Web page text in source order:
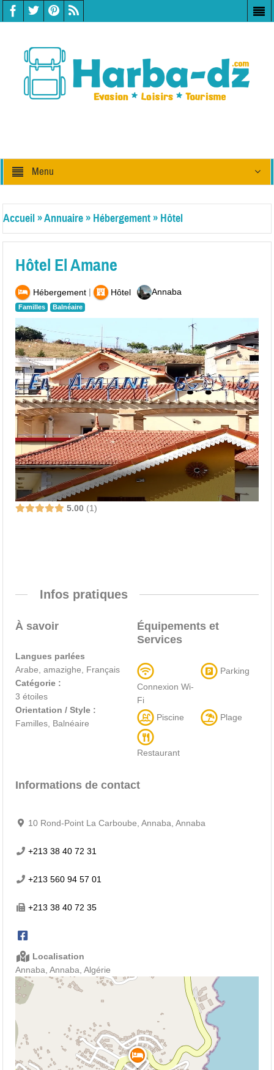
Menu
Accueil»Annuaire» Hébergement» Hôtel
Hôtel El Amane
Hébergement| Hôtel
Familles Balnéaire
Annaba
5.00 1
Infos pratiques
À savoir
Langues parlées
Arabe, amazighe, Français
Catégorie :
3 étoiles
Orientation / Style :
Familles, Balnéaire
Équipements et
Services
Connexion Wi-
Fi
Parking
Piscine Plage
Restaurant
Informations de contact
10 Rond-Point La Carboube, Annaba, Annaba
+213 38 40 72 31
+213 560 94 57 01
+213 38 40 72 35
Localisation
Annaba, Annaba, Algérie